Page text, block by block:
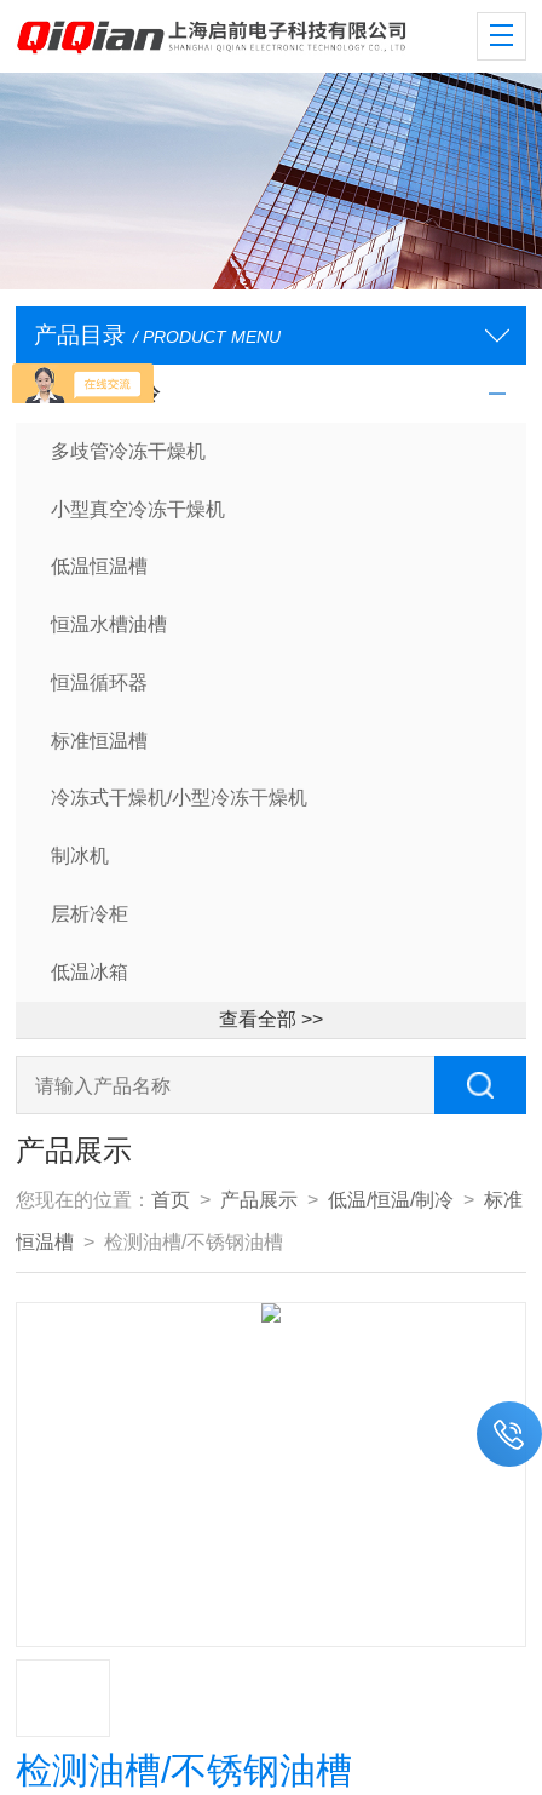
产品目录 / PRODUCT MENU
低温/恒温/制冷
多歧管冷冻干燥机
小型真空冷冻干燥机
低温恒温槽
恒温水槽油槽
恒温循环器
标准恒温槽
冷冻式干燥机/小型冷冻干燥机
制冰机
层析冷柜
低温冰箱
查看全部 >>
产品展示
您现在的位置：首页 > 产品展示 >低温/恒温/制冷 >标准
恒温槽 > 检测油槽/不锈钢油槽
检测油槽/不锈钢油槽